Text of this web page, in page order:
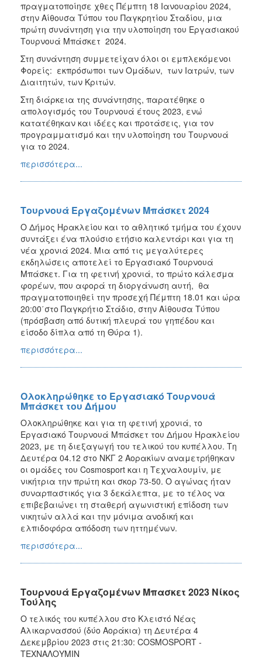
πραγματοποίησε χθες Πέμπτη 18 Ιανουαρίου 2024,
στην Αίθουσα Τύπου του Παγκρητίου Σταδίου, μια
πρώτη συνάντηση για την υλοποίηση του Εργασιακού
Τουρνουά Μπάσκετ 2024.
Στη συνάντηση συμμετείχαν όλοι οι εμπλεκόμενοι
Φορείς: εκπρόσωποι των Ομάδων, των Ιατρών, των
Διαιτητών, των Κριτών.
Στη διάρκεια της συνάντησης, παρατέθηκε ο
απολογισμός του Τουρνουά έτους 2023, ενώ
κατατέθηκαν και ιδέες και προτάσεις, για τον
προγραμματισμό και την υλοποίηση του Τουρνουά
για το 2024.
περισσότερα...
Τουρνουά Εργαζομένων Μπάσκετ 2024
Ο Δήμος Ηρακλείου και το αθλητικό τμήμα του έχουν
συντάξει ένα πλούσιο ετήσιο καλεντάρι και για τη
νέα χρονιά 2024. Μια από τις μεγαλύτερες
εκδηλώσεις αποτελεί το Εργασιακό Τουρνουά
Μπάσκετ. Για τη φετινή χρονιά, το πρώτο κάλεσμα
φορέων, που αφορά τη διοργάνωση αυτή, θα
πραγματοποιηθεί την προσεχή Πέμπτη 18.01 και ώρα
20:00΄στο Παγκρήτιο Στάδιο, στην Αίθουσα Τύπου
(πρόσβαση από δυτική πλευρά του γηπέδου και
είσοδο δίπλα από τη Θύρα 1).
περισσότερα...
Ολοκληρώθηκε το Εργασιακό Τουρνουά
Μπάσκετ του Δήμου
Ολοκληρώθηκε και για τη φετινή χρονιά, το
Εργασιακό Τουρνουά Μπάσκετ του Δήμου Ηρακλείου
2023, με τη διεξαγωγή του τελικού του κυπέλλου. Τη
Δευτέρα 04.12 στο ΝΚΓ 2 Αορακίων αναμετρήθηκαν
οι ομάδες του Cosmosport και η Τεχναλουμίν, με
νικήτρια την πρώτη και σκορ 73-50. Ο αγώνας ήταν
συναρπαστικός για 3 δεκάλεπτα, με το τέλος να
επιβεβαιώνει τη σταθερή αγωνιστική επίδοση των
νικητών αλλά και την μόνιμα ανοδική και
ελπιδοφόρα απόδοση των ηττημένων.
περισσότερα...
Τουρνουά Εργαζομένων Μπασκετ 2023 Νίκος
Τούλης
Ο τελικός του κυπέλλου στο Κλειστό Νέας
Αλικαρνασσού (δύο Αοράκια) τη Δευτέρα 4
Δεκεμβρίου 2023 στις 21:30: COSMOSPORT -
ΤΕΧΝΑΛΟΥΜΙΝ